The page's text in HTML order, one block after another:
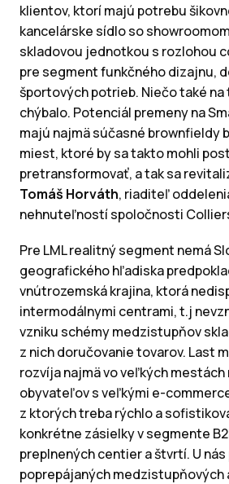
klientov, ktorí majú potrebu
kancelárske sídlo so
skladovou jednotkou s rozlohou
pre segment funkčného dizajnu,
športových potrieb. Niečo také
chýbalo. Potenciál premeny na
majú najmä súčasné brownfieldy
miest, ktoré by sa takto mohli
pretransformovať, a tak sa
Tomáš Horváth, riaditeľ
nehnuteľností spoločnosti
Pre LML realitný segment nemá
geografického hľadiska
vnútrozemská krajina, ktorá
intermodálnymi centrami, t.j
vzniku schémy medzistupňov
z nich doručovanie tovarov. Last
rozvíja najmä vo veľkých mestách
obyvateľov s veľkými e-
z ktorých treba rýchlo a
konkrétne zásielky v segmente
preplnených centier a štvrtí. U
poprepájaných medzistupňových